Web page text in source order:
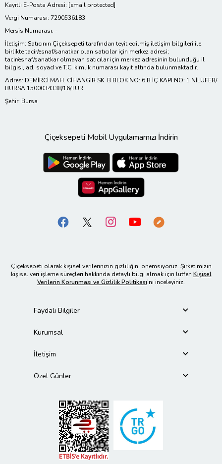
Kayıtlı E-Posta Adresi: [email protected]
Vergi Numarası: 7290536183
Mersis Numarası: -
İletişim: Satıcının Çiçeksepeti tarafından teyit edilmiş iletişim bilgileri ile
birlikte tacir/esnaf/sanatkar olan satıcılar için merkez adresi;
tacir/esnaf/sanatkar olmayan satıcılar için merkez adresinin bulunduğu il
bilgisi, ad, soyad ve T.C. kimlik numarası kayıt altında bulunmaktadır.
Adres: DEMİRCİ MAH. CİHANGİR SK. B BLOK NO: 6 B İÇ KAPI NO: 1 NİLÜFER/
BURSA 1500034338/16/TUR
Şehir: Bursa
Çiçeksepeti Mobil Uygulamamızı İndirin
Çiçeksepeti olarak kişisel verilerinizin gizliliğini önemsiyoruz. Şirketimizin
kişisel veri işleme süreçleri hakkında detaylı bilgi almak için lütfen Kişisel
Verilerin Korunması ve Gizlilik Politikası’nı inceleyiniz.
Faydalı Bilgiler
Kurumsal
İletişim
Özel Günler